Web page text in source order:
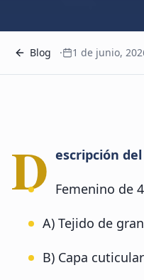
Blog · 1 de junio,
D escripción del
Femenino de
A) Tejido de
B) Capa